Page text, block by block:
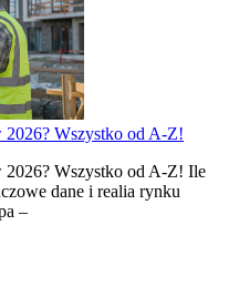
Wszystko od A-Z!
Wszystko od A-Z! Ile
dane i realia rynku
–